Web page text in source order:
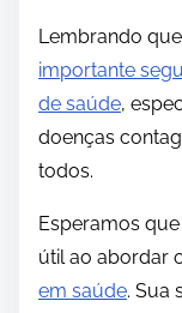
Lembrando
importante
de saúde,
doenças
todos.
Esperamos
útil ao abordar
em saúde. Sua